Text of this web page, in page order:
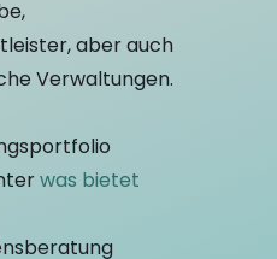
aber auch
Verwaltungen.
was bietet